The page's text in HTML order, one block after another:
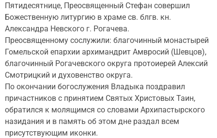
Пятидесятнице, Преосвященный Стефан совершил
Божественную литургию в храме св. блгв. кн.
Александра Невского г. Рогачева.
Преосвященному сослужили: благочинный монастырей
Гомельской епархии архимандрит Амвросий (Шевцов),
благочинный Рогачевского округа протоиерей Алексий
Смотрицкий и духовенство округа.
По окончании богослужения Владыка поздравил
причастников с принятием Святых Христовых Таин,
обратился к молящимся со словами Архипастырского
назидания и в память об этом дне раздал всем
присутствующим иконки.